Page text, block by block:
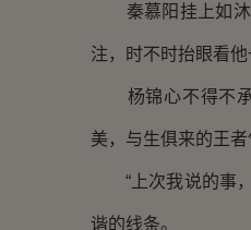
秦慕阳挂上如沐
注，时不时抬眼看
杨锦心不得不承
美，与生俱来的王
“上次我说的事，
谐的线条。